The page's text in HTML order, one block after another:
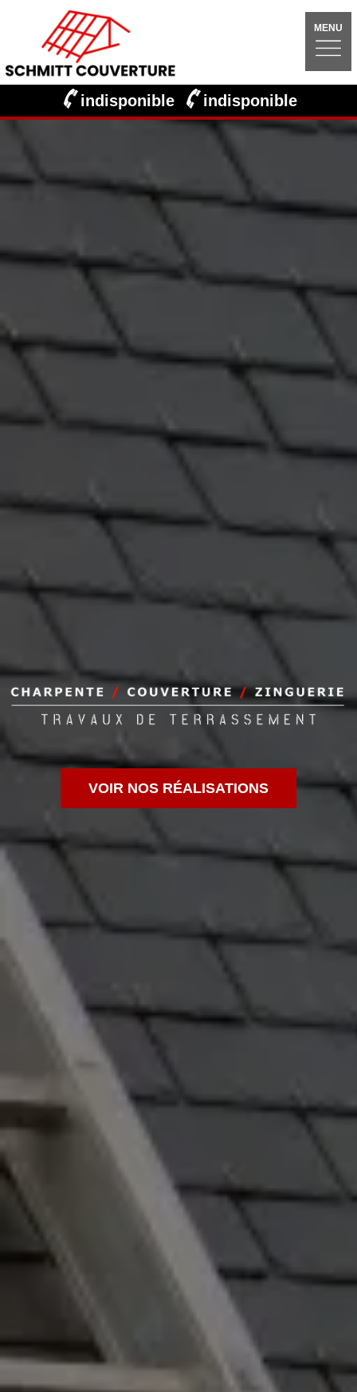
MENU
indisponible indisponible
VOIR NOS RÉALISATIONS